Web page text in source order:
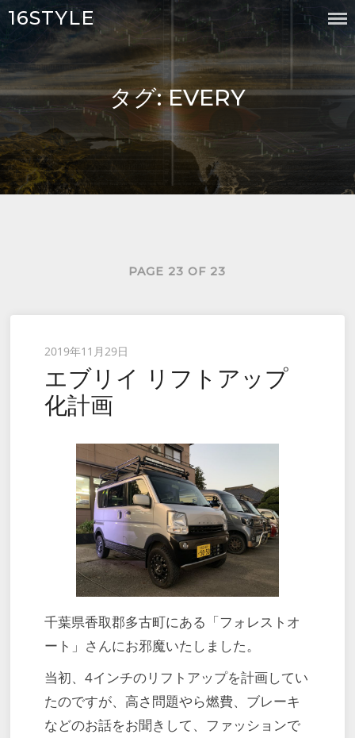
Skip
content
16STYLE
タグ:EVERY
PAGE 23 OF 23
Posted
on
2019年11月29日
エブリイ リフトアップ
化計画
千葉県香取郡多古町にある「フォレストオ
ート」さんにお邪魔いたしました。
当初、4インチのリフトアップを計画してい
たのですが、高さ問題やら燃費、ブレーキ
などのお話をお聞きして、ファッションで